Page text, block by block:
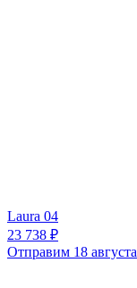
Laura 04
23 738 ₽
Отправим 18 августа